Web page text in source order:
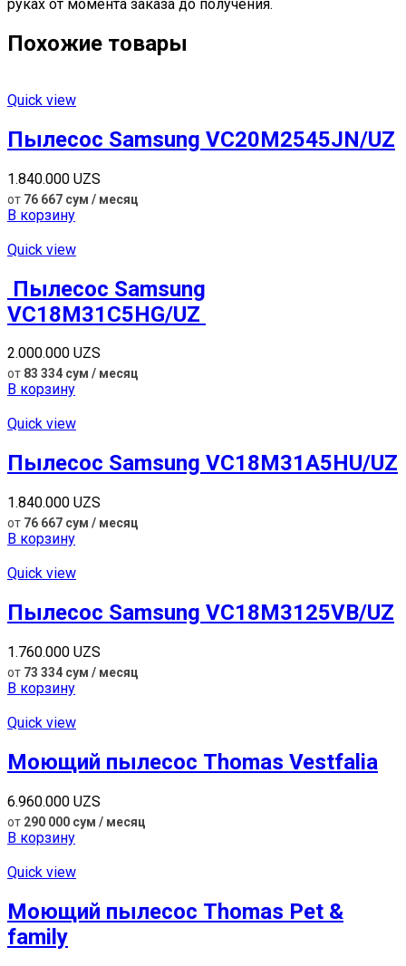
руках от момента заказа до получения.
Похожие товары
Quick view
Пылесос Samsung VC20M2545JN/UZ
1.840.000 UZS
от 76 667 сум / месяц
В корзину
Quick view
Пылесос Samsung
VC18M31C5HG/UZ
2.000.000 UZS
от 83 334 сум / месяц
В корзину
Quick view
Пылесос Samsung VC18M31A5HU/UZ
1.840.000 UZS
от 76 667 сум / месяц
В корзину
Quick view
Пылесос Samsung VC18M3125VB/UZ
1.760.000 UZS
от 73 334 сум / месяц
В корзину
Quick view
Моющий пылесос Thomas Vestfalia
6.960.000 UZS
от 290 000 сум / месяц
В корзину
Quick view
Моющий пылесос Thomas Pet &
family